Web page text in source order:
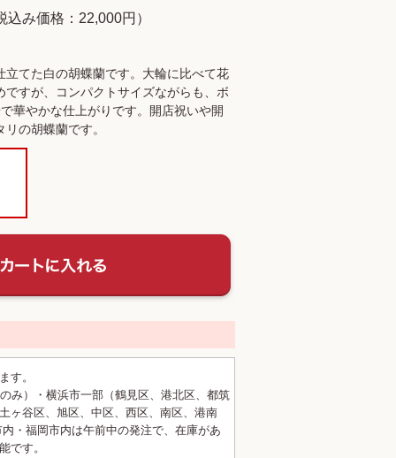
込み価格：22,000円）
立てた白の胡蝶蘭です。大輪に比べて花
すが、コンパクトサイズながらも、ボ
華やかな仕上がりです。開店祝いや開
の胡蝶蘭です。
す。
み）・横浜市一部（鶴見区、港北区、都筑
ヶ谷区、旭区、中区、西区、南区、港南
・福岡市内は午前中の発注で、在庫があ
です。